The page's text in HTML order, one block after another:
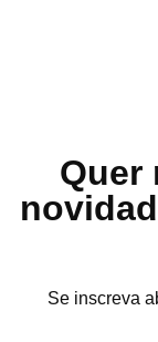
Quer
Se inscreva